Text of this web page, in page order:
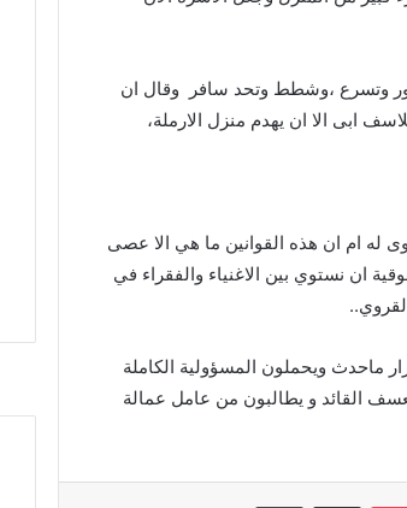
وتسرع ،وشطط وتحد سافر وقال ان
ابى الا ان يهدم منزل الارملة،
له ام ان هذه القوانين ما هي الا عصى
ان نستوي بين الاغنياء والفقراء في
ويحملون المسؤولية الكاملة
القائد و يطالبون من عامل عمالة